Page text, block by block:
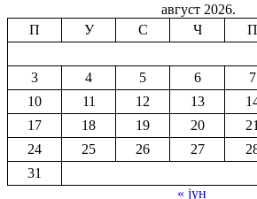
август 2026.
П
У С Ч П
3
4 5 6 7
10
11 12 13
17
18 19 20 21
24
25 26 27
31
« јун